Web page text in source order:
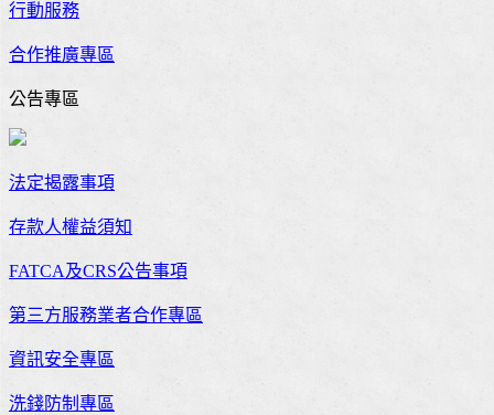
行動服務
合作推廣專區
公告專區
法定揭露事項
存款人權益須知
FATCA及CRS公告事項
第三方服務業者合作專區
資訊安全專區
洗錢防制專區